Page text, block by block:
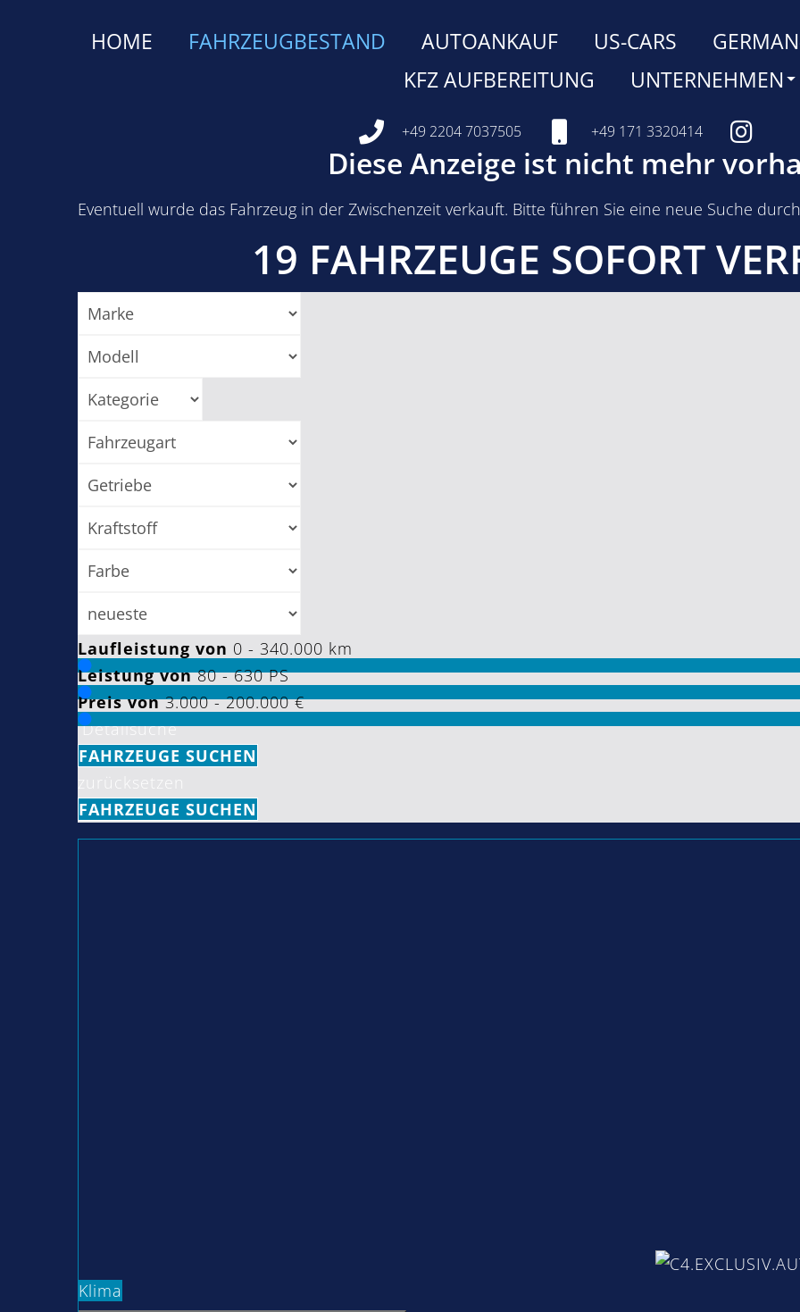
HOME FAHRZEUGBESTAND AUTOANKAUF US-CARS
KFZ AUFBEREITUNG
UNTERNEHMEN
+49 2204 7037505 +49 171 3320414
Diese Anzeige ist nicht mehr
Eventuell wurde das Fahrzeug in der Zwischenzeit verkauft. Bitte führen Sie eine neue Suche
19 FAHRZEUGE SOFORT
Laufleistung von 0 - 340.000 km
Leistung von80 - 630PS
Preis von3.000 - 200.000€
Detailsuche
FAHRZEUGE SUCHEN
zurücksetzen
FAHRZEUGE SUCHEN
Klima